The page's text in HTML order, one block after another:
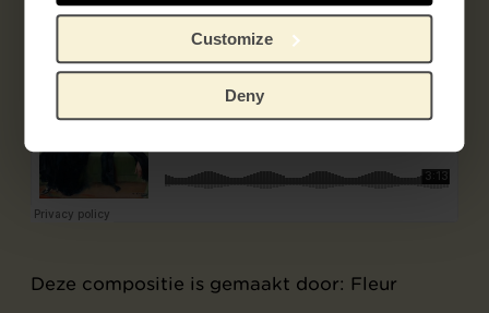
Customize
Deny
die terugkijkt op een ballroomscene; een
avond waarin om de waarheid wordt gedanst.
Deze compositie is gemaakt door: Fleur